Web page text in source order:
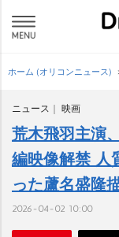
ホーム (オリコンニュース)
ニュース 映画
荒木飛羽主演
編映像解禁 人
った蘆名盛隆
2026-04-02 10:00